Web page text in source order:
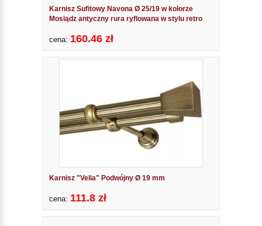
Karnisz Sufitowy Navona Ø 25/19 w kolorze
Mosiądz antyczny rura ryflowana w stylu retro
cena: 160.46 zł
Karnisz "Velia" Podwójny Ø 19 mm
cena: 111.8 zł